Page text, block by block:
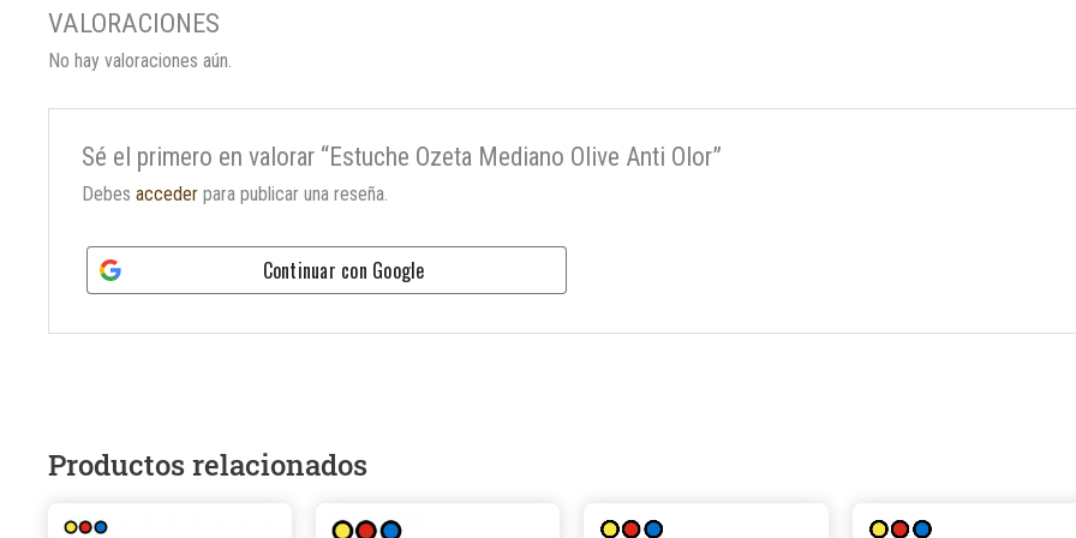
No hay valoraciones aún.
Sé el primero en valorar “Estuche Ozeta Mediano Olive Anti Olor”
Debes accederpara publicar una reseña.
Continuar con Google
Productos relacionados